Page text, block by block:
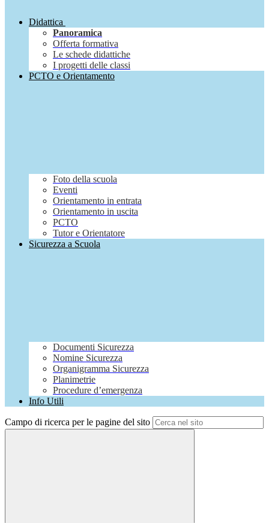
Didattica
Panoramica
Offerta formativa
Le schede didattiche
I progetti delle classi
PCTO e Orientamento
Foto della scuola
Eventi
Orientamento in entrata
Orientamento in uscita
PCTO
Tutor e Orientatore
Sicurezza a Scuola
Documenti Sicurezza
Nomine Sicurezza
Organigramma Sicurezza
Planimetrie
Procedure d’emergenza
Info Utili
Campo di ricerca per le pagine del sito